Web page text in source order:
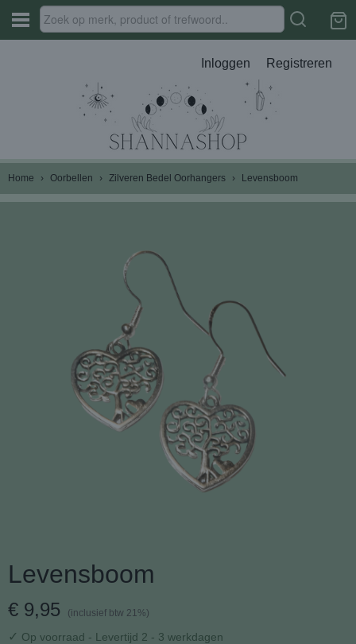
Inloggen Registreren
Home › Oorbellen › Zilveren Bedel Oorhangers › Levensboom
Levensboom
€ 9,95 (inclusief btw 21%)
✓ Op voorraad - Levertijd 2 - 3 werkdagen